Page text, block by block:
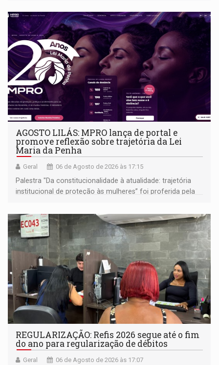
AGOSTO LILÁS: MPRO lança de portal e
promove reflexão sobre trajetória da Lei
Maria da Penha
Geral 06 de Agosto de 2026 às 17:15
Palestra "Da constitucionalidade à atualidade: trajetória
institucional de proteção às mulheres” foi proferida pela
Goiás
REGULARIZAÇÃO: Refis 2026 segue até o fim
do ano para regularização de débitos
Geral 06 de Agosto de 2026 às 17:07